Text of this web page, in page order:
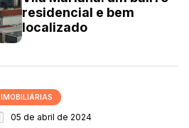
residencial e bem
localizado
IMOBILIÁRIAS
05 de abril de 2024